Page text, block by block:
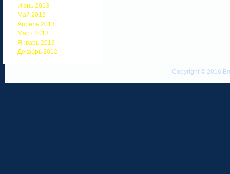
Июнь 2013
Май 2013
Апрель 2013
Март 2013
Январь 2013
Декабрь 2012
Copyright © 2016